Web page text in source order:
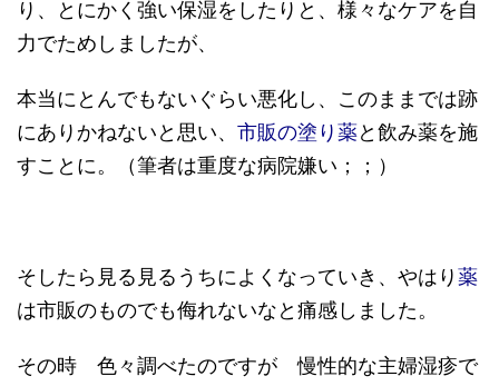
り、とにかく強い保湿をしたりと、様々なケアを自
力でためしましたが、
本当にとんでもないぐらい悪化し、このままでは跡
にありかねないと思い、 市販の塗り薬と飲み薬を施
すことに。（筆者は重度な病院嫌い；；）
そしたら見る見るうちによくなっていき、やはり 薬
は市販のものでも侮れないなと痛感しました。
その時 色々調べたのですが 慢性的な主婦湿疹で